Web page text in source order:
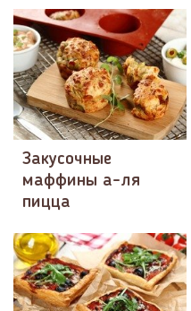
Закусочные
маффины а-ля
пицца